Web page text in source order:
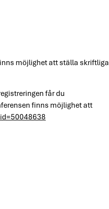
möjlighet att ställa skriftliga
får du
finns möjlighet att